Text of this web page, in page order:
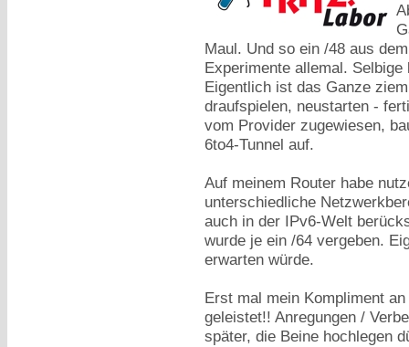
Maul. Und so ein /48 aus
Experimente allemal.
Eigentlich ist das Ganze
draufspielen, neustarten -
vom Provider zugewiesen,
6to4-Tunnel auf.
Auf meinem Router habe
unterschiedliche
auch in der IPv6-Welt
wurde je ein /64 vergeben.
erwarten würde.
Erst mal mein Kompliment
geleistet!! Anregungen /
später, die Beine hochlegen